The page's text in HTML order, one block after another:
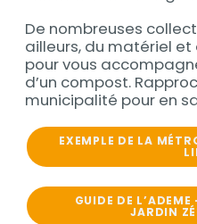
De nombreuses
ailleurs, du matériel
pour vous
d’un compost.
municipalité pour en
EXEMPLE DE LA
GUIDE DE
JARDIN